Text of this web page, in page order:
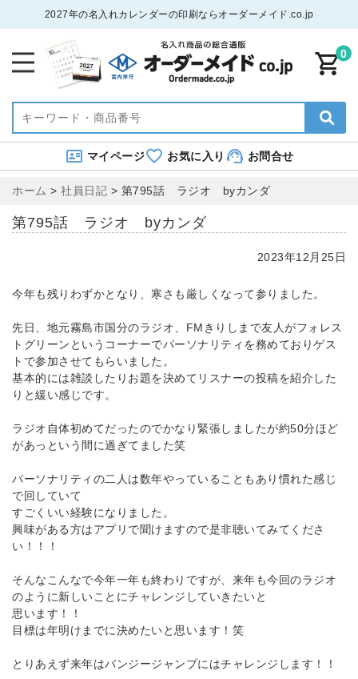
2027年の名入れカレンダーの印刷ならオーダーメイド.co.jp
0
マイページ お気に入り お問合せ
ホーム > 社員日記 > 第795話 ラジオ byカンダ
第795話 ラジオ byカンダ
2023年12月25日
今年も残りわずかとなり、寒さも厳しくなって参りました。
先日、地元霧島市国分のラジオ、FMきりしまで友人がフォレス
トグリーンというコーナーでパーソナリティを務めておりゲス
トで参加させてもらいました。
基本的には雑談したりお題を決めてリスナーの投稿を紹介した
りと緩い感じです。
ラジオ自体初めてだったのでかなり緊張しましたが約50分ほど
があっという間に過ぎてました笑
パーソナリティの二人は数年やっていることもあり慣れた感じ
で回していて
すごくいい経験になりました。
興味がある方はアプリで聞けますので是非聴いてみてくださ
い！！！
そんなこんなで今年一年も終わりですが、来年も今回のラジオ
のように新しいことにチャレンジしていきたいと
思います！！
目標は年明けまでに決めたいと思います！笑
とりあえず来年はバンジージャンプにはチャレンジします！！